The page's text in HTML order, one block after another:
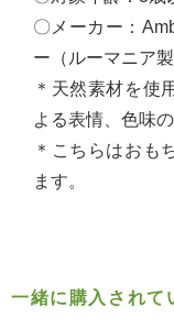
〇メーカー：
ー（ルーマニア製
＊天然素材を使
よる表情、色味
＊こちらはおも
ます。
一緒に購入されて